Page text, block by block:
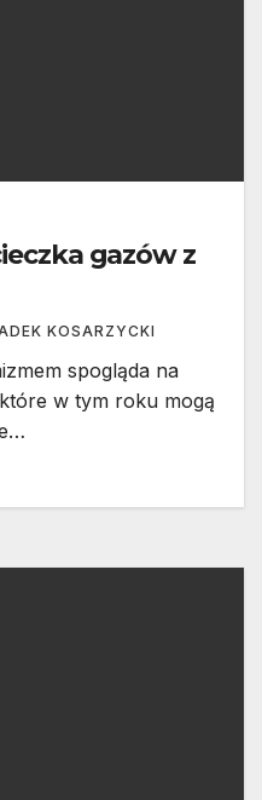
gazów z
KOSARZYCKI
spogląda na
w tym roku mogą